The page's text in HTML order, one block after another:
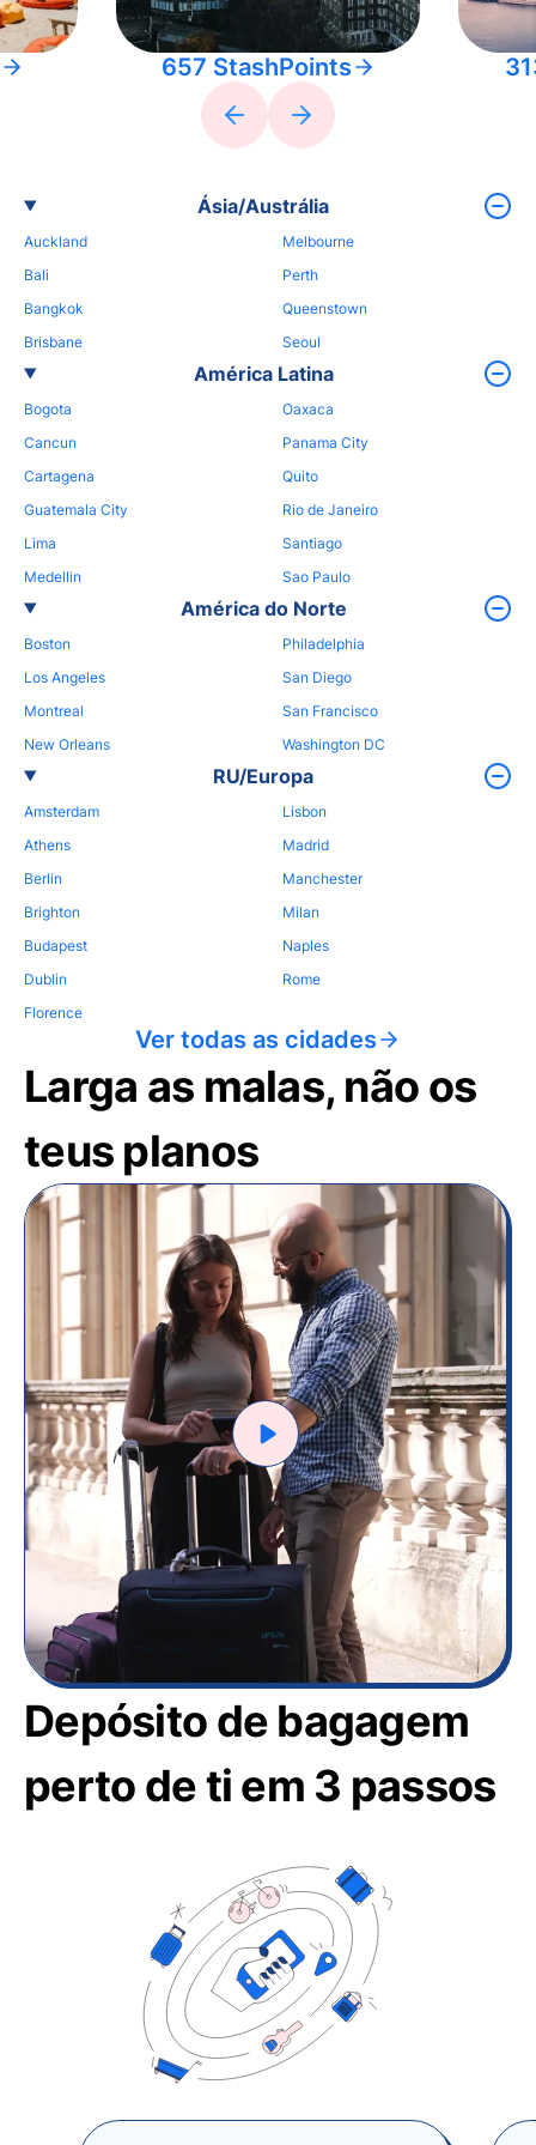
657 StashPoints
Ásia/Austrália
Auckland
Bali
Bangkok
Brisbane
Melbourne
Perth
Queenstown
Seoul
América Latina
Bogota
Cancun
Cartagena
Guatemala City
Lima
Medellin
Oaxaca
Panama City
Quito
Rio de Janeiro
Santiago
Sao Paulo
América do Norte
Boston
Los Angeles
Montreal
New Orleans
Philadelphia
San Diego
San Francisco
Washington DC
RU/Europa
Amsterdam
Athens
Berlin
Brighton
Budapest
Dublin
Florence
Lisbon
Madrid
Manchester
Milan
Naples
Rome
Ver todas as cidades
Larga as malas, não os
teus planos
Depósito de bagagem
perto de ti em 3 passos